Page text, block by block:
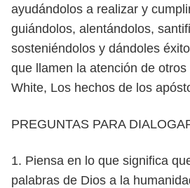
ayudándolos a realizar y
guiándolos, alentándolos, san
sosteniéndolos y dándoles
que llamen la atención de otros
White, Los hechos de los
PREGUNTAS PARA
1. Piensa en lo que significa
palabras de Dios a la humani